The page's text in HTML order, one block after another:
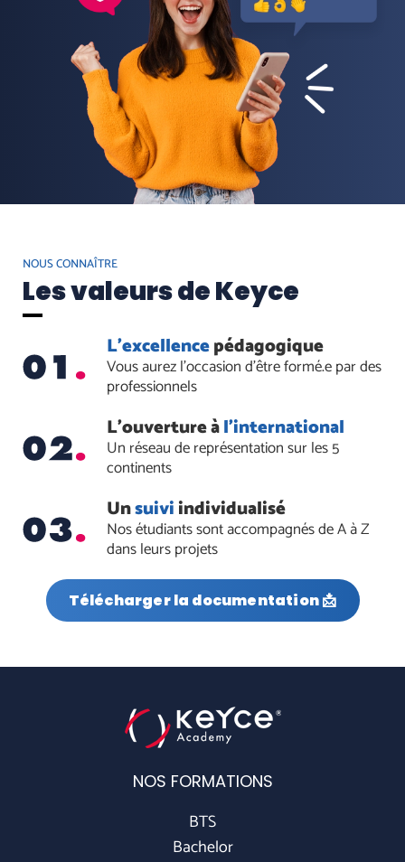
NOUS CONNAÎTRE
Les valeurs de Keyce
L'excellencepédagogique
Vous aurez l'occasion d'être formé.e par des
professionnels
L'ouverture àl'international
Un réseau de représentation sur les 5
continents
Unsuiviindividualisé
Nos étudiants sont accompagnés de A à Z
dans leurs projets
Télécharger la documentation 📩
NOS FORMATIONS
BTS
Bachelor